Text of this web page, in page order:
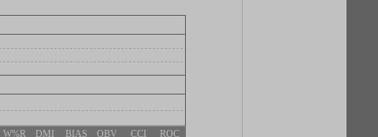
W%R DMI BIAS OBV CCI ROC